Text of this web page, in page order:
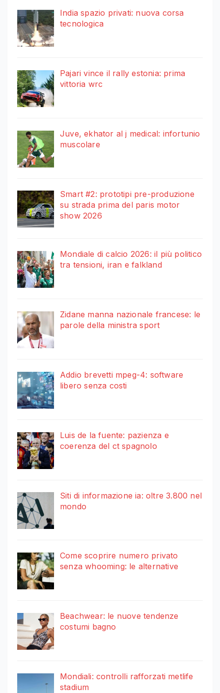
India spazio privati: nuova corsa
tecnologica
Pajari vince il rally estonia: prima
vittoria wrc
Juve, ekhator al j medical: infortunio
muscolare
Smart #2: prototipi pre-produzione
su strada prima del paris motor
show 2026
Mondiale di calcio 2026: il più politico
tra tensioni, iran e falkland
Zidane manna nazionale francese: le
parole della ministra sport
Addio brevetti mpeg-4: software
libero senza costi
Luis de la fuente: pazienza e
coerenza del ct spagnolo
Siti di informazione ia: oltre 3.800 nel
mondo
Come scoprire numero privato
senza whooming: le alternative
Beachwear: le nuove tendenze
costumi bagno
Mondiali: controlli rafforzati metlife
stadium